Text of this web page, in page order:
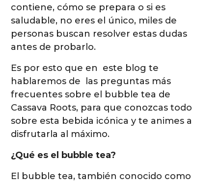
contiene, cómo se prepara o si es
saludable, no eres el único, miles de
personas buscan resolver estas dudas
antes de probarlo.
Es por esto que en este blog te
hablaremos de las preguntas más
frecuentes sobre el bubble tea de
Cassava Roots, para que conozcas todo
sobre esta bebida icónica y te animes a
disfrutarla al máximo.
¿Qué es el bubble tea?
El bubble tea, también conocido como